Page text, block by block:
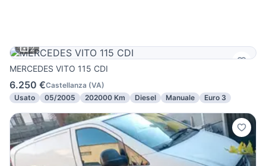
2
MERCEDES VITO 115 CDI
6.250 €Castellanza (VA)
Usato
05/2005 202000 Km Diesel Manuale Euro 3